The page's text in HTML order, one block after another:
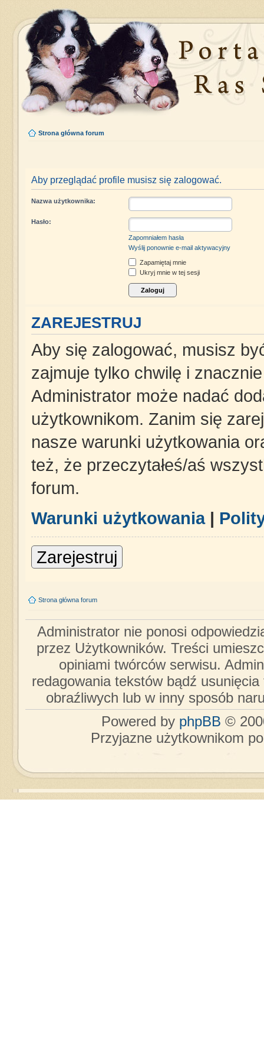
Strona główna forum
Aby przeglądać profile musisz się zalogować.
Nazwa użytkownika:
Hasło:
Zapomniałem hasła
Wyślij ponownie e-mail aktywacyjny
Zapamiętaj mnie
Ukryj mnie w tej sesji
ZAREJESTRUJ
Aby się zalogować, musisz
zajmuje tylko chwilę i
Administrator może nadać
użytkownikom. Zanim się
nasze warunki użytkowania
też, że przeczytałeś/aś
forum.
Warunki użytkowania|
Zarejestruj
Strona główna forum
Administrator nie ponosi
przez Użytkowników. Treści
opiniami twórców serwisu.
redagowania tekstów bądź
obraźliwych lub w inny sposób
Powered by phpBB ©
Przyjazne użytkownikom